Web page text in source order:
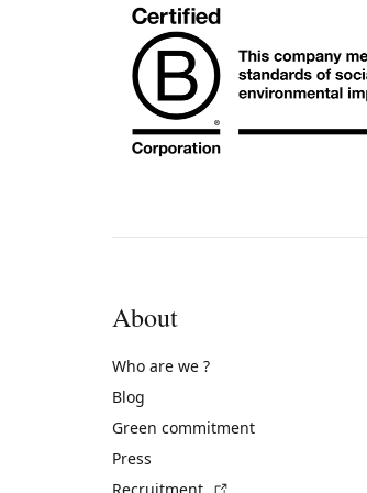
About
Who are we ?
Blog
Green commitment
Press
Recruitment